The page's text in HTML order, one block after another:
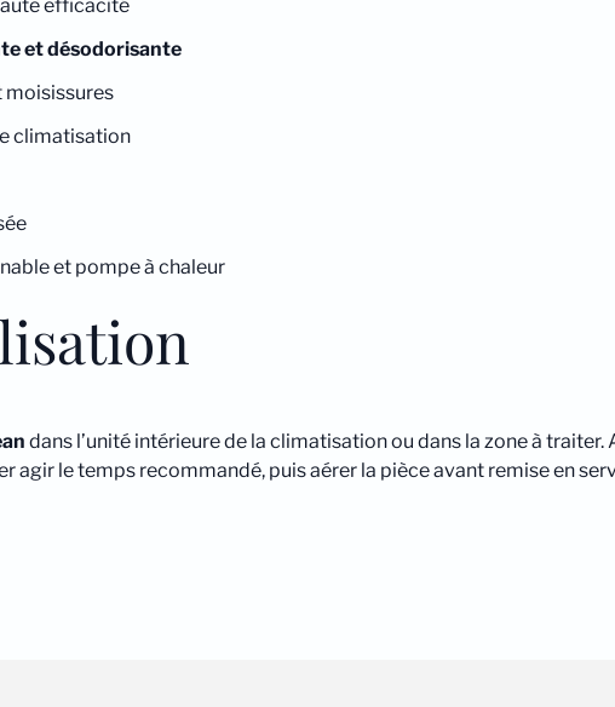
efficacité
et désodorisante
moisissures
climatisation
et pompe à chaleur
dans l’unité intérieure de la climatisation ou dans la zone à
agir le temps recommandé, puis aérer la pièce avant remise en